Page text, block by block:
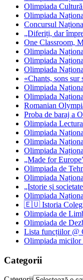
Olimpiada
Olimpiada
Concursul
„Diferiți, dar
One Classroom,
Olimpiada
Olimpiada
Olimpiada
«Chants, sons sur
Olimpiada
Olimpiada
Romanian
Proba de baraj a
Olimpiada
Olimpiada
Olimpiada
Olimpiada
„Made for
Olimpiada de
Olimpiada
„Istorie și
Olimpiada
🇪🇺 Istoria
Olimpiada de
Olimpiada de
Lista funcțiilor @
Olimpiada micilor
Categorii